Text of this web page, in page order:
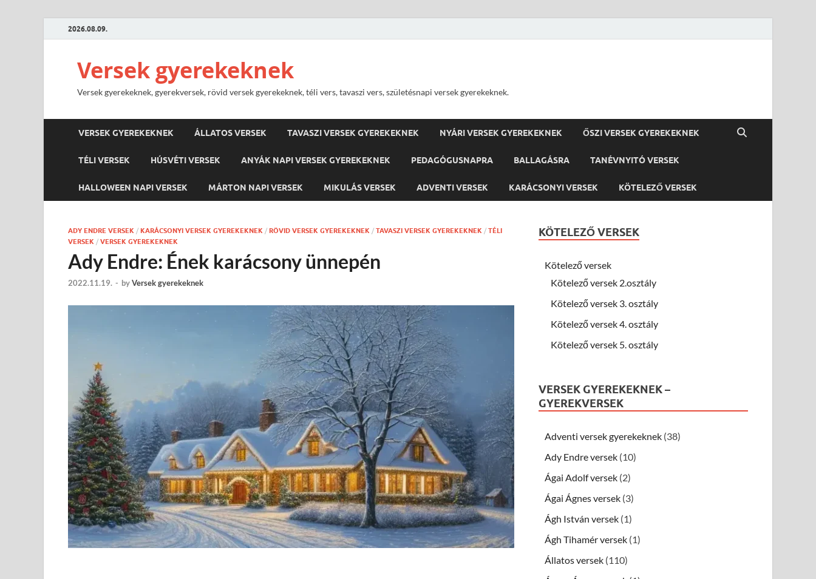
2026.08.09.
Versek gyerekeknek
Versek gyerekeknek, gyerekversek, rövid versek gyerekeknek, téli vers, tavaszi vers, születésnapi versek gyerekeknek.
VERSEK GYEREKEKNEK ÁLLATOS VERSEK TAVASZI VERSEK GYEREKEKNEK NYÁRI VERSEK GYEREKEKNEK ŐSZI VERSEK GYEREKEKNEK
TÉLI VERSEK HÚSVÉTI VERSEK ANYÁK NAPI VERSEK GYEREKEKNEK PEDAGÓGUSNAPRA BALLAGÁSRA TANÉVNYITÓ VERSEK
HALLOWEEN NAPI VERSEK MÁRTON NAPI VERSEK MIKULÁS VERSEK ADVENTI VERSEK KARÁCSONYI VERSEK KÖTELEZŐ VERSEK
ADY ENDRE VERSEK / KARÁCSONYI VERSEK GYEREKEKNEK / RÖVID VERSEK GYEREKEKNEK / TAVASZI VERSEK GYEREKEKNEK / TÉLI
VERSEK / VERSEK GYEREKEKNEK
Ady Endre: Ének karácsony ünnepén
2022.11.19. - byVersek gyerekeknek
KÖTELEZŐ VERSEK
Kötelező versek
Kötelező versek 2.osztály
Kötelező versek 3. osztály
Kötelező versek 4. osztály
Kötelező versek 5. osztály
VERSEK GYEREKEKNEK –
GYEREKVERSEK
Adventi versek gyerekeknek (38)
Ady Endre versek (10)
Ágai Adolf versek (2)
Ágai Ágnes versek (3)
Ágh István versek (1)
Ágh Tihamér versek (1)
Állatos versek (110)